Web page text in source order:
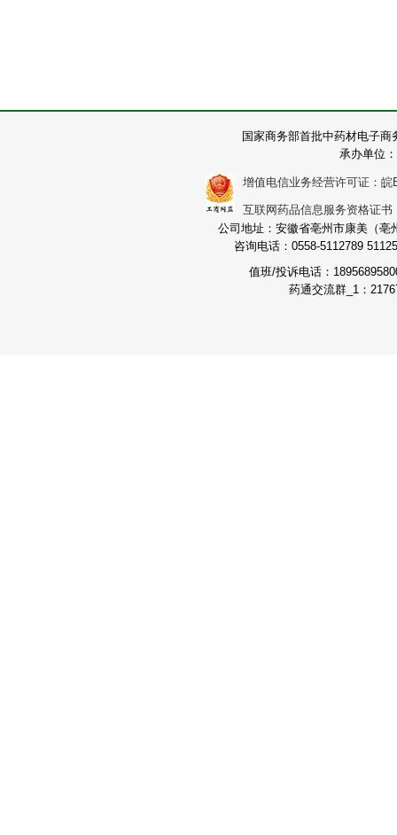
国家商务部首批中药材电子
承办单位
增值电信业务经营许可证：皖
互联网药品信息服务资格证
公司地址：安徽省亳州市康美（
咨询电话：0558-5112789
值班/投诉电话：
药通交流群_1：